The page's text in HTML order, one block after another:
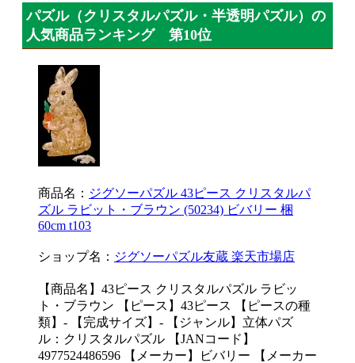
パズル（クリスタルパズル・半透明パズル）の
人気商品ランキング 第10位
商品名： ジグソーパズル 43ピース クリスタルパ
ズル ラビット・ブラウン (50234) ビバリー 梱
60cm t103
ショップ名： ジグソーパズル友蔵 楽天市場店
【商品名】43ピース クリスタルパズル ラビッ
ト・ブラウン 【ピース】43ピース 【ピースの種
類】- 【完成サイズ】- 【ジャンル】立体パズ
ル：クリスタルパズル 【JANコード】
4977524486596 【メーカー】ビバリー 【メーカー